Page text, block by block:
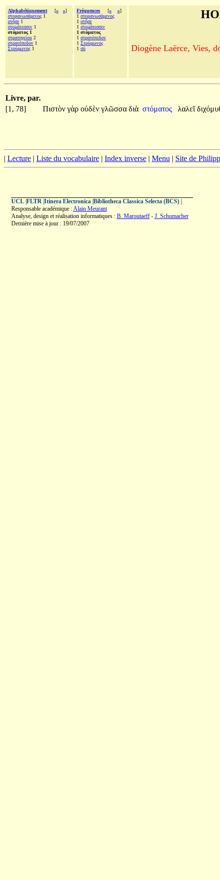
Alphabétiquement [« »]
στεφανωσάμενος 1
στῆσε 1
στομάτεσσιν 1
στόματος 1
στρατηγείου 2
στρατόπεδον 1
Στρύμωνος 1
Fréquences [« »]
1 στεφανωσάμενος
1 στῆσε
1 στομάτεσσιν
1 στόματος
1 στρατόπεδον
1 Στρύμωνος
1 σύ Diogène Laërce, Vies,
Livre, par.
[1, 78]
Πιστὸν γὰρ οὐδὲν γλῶσσα διὰ στόματος λαλεῖ
| Lecture | Liste du vocabulaire | Index inverse | Menu | Site de
UCL| FLTR| Itinera Electronica| Bibliotheca Classica Selecta (BCS)|
Responsable académique :Alain Meurant
Analyse, design et réalisation informatiques : B. Maroutaeff- J. Schumacher
Dernière mise à jour : 19/07/2007